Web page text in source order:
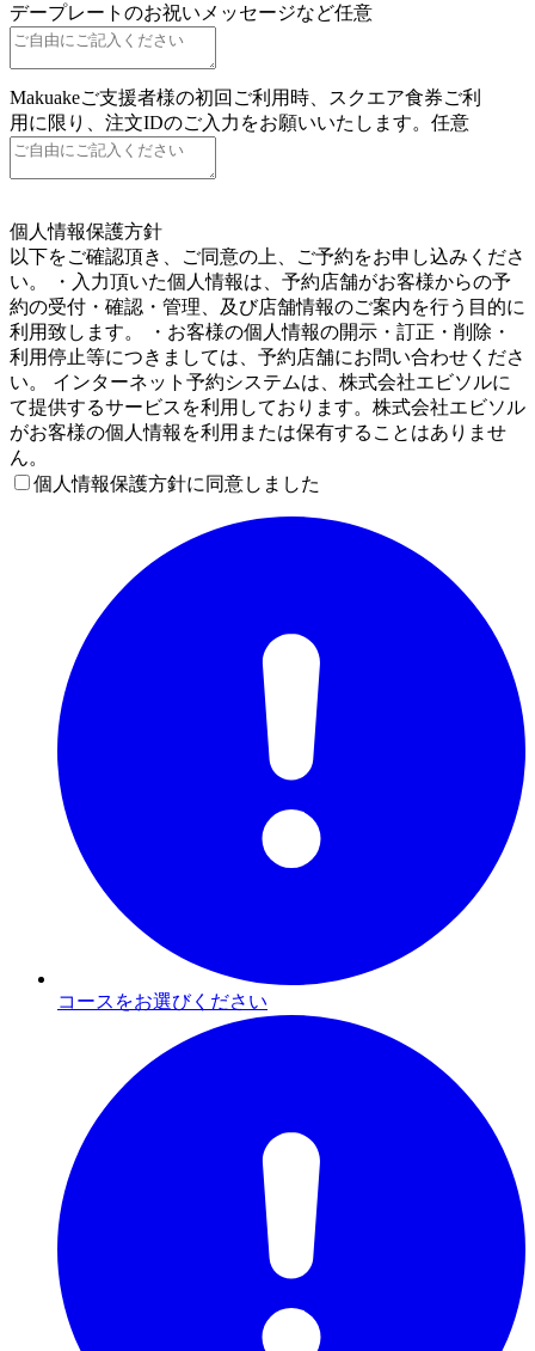
デープレートのお祝いメッセージなど任意
Makuakeご支援者様の初回ご利用時、スクエア食券ご利
用に限り、注文IDのご入力をお願いいたします。 任意
個人情報保護方針
以下をご確認頂き、ご同意の上、ご予約をお申し込みくださ
い。 ・入力頂いた個人情報は、予約店舗がお客様からの予
約の受付・確認・管理、及び店舗情報のご案内を行う目的に
利用致します。 ・お客様の個人情報の開示・訂正・削除・
利用停止等につきましては、予約店舗にお問い合わせくださ
い。 インターネット予約システムは、株式会社エビソルに
て提供するサービスを利用しております。株式会社エビソル
がお客様の個人情報を利用または保有することはありませ
ん。
個人情報保護方針に同意しました
コースをお選びください